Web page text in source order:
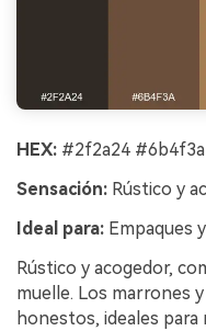
HEX: #2f2a24
Sensación: Rústico y
Ideal para: Empaques
Rústico y acogedor,
muelle. Los marrones
honestos, ideales para